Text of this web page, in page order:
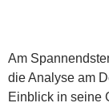
Am
die Analyse am
Einblick in seine